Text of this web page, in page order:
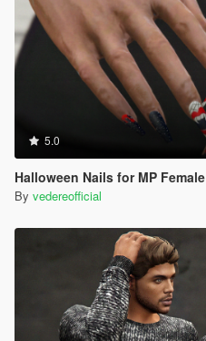
5.0
Halloween Nails for MP Female
By vedereofficial